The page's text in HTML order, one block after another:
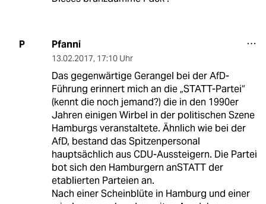
P Pfanni
13.02.2017, 17:10 Uhr
Das gegenwärtige Gerangel bei der AfD-
Führung erinnert mich an die „STATT-Partei“
(kennt die noch jemand?) die in den 1990er
Jahren einigen Wirbel in der politischen Szene
Hamburgs veranstaltete. Ähnlich wie bei der
AfD, bestand das Spitzenpersonal
hauptsächlich aus CDU-Aussteigern. Die Partei
bot sich den Hamburgern anSTATT der
etablierten Parteien an.
Nach einer Scheinblüte in Hamburg und einer